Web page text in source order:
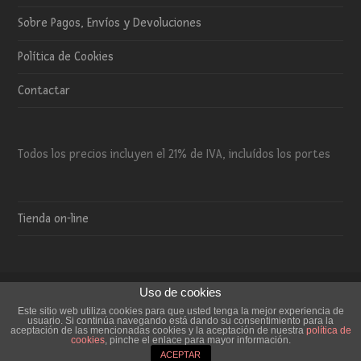
Sobre Pagos, Envíos y Devoluciones
Política de Cookies
Contactar
Todos los precios incluyen el 21% de IVA, incluídos los portes
Tienda on-line
Copyright 2015 El Trébol de 4 - Todos los derechos reservados.
Aviso Legal
Sobre Pagos, Envíos y Devoluciones
Política de Cookies
Contactar
Uso de cookies
Este sitio web utiliza cookies para que usted tenga la mejor experiencia de
usuario. Si continúa navegando está dando su consentimiento para la
aceptación de las mencionadas cookies y la aceptación de nuestra política de
cookies, pinche el enlace para mayor información.
ACEPTAR